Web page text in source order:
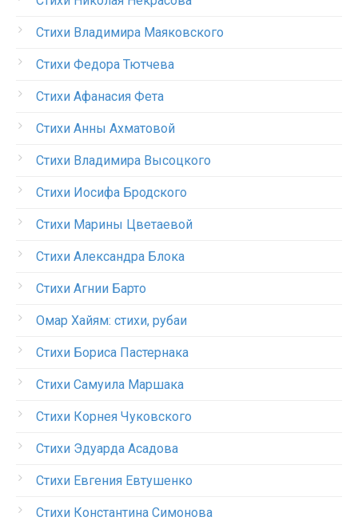
Стихи Владимира Маяковского
Стихи Федора Тютчева
Стихи Афанасия Фета
Стихи Анны Ахматовой
Стихи Владимира Высоцкого
Стихи Иосифа Бродского
Стихи Марины Цветаевой
Стихи Александра Блока
Стихи Агнии Барто
Омар Хайям: стихи, рубаи
Стихи Бориса Пастернака
Стихи Самуила Маршака
Стихи Корнея Чуковского
Стихи Эдуарда Асадова
Стихи Евгения Евтушенко
Стихи Константина Симонова